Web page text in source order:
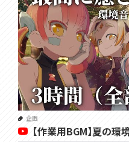
企画
【作業用BGM】夏の環